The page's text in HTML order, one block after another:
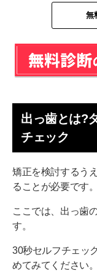
無
出っ歯とは?
チェック
矯正を検討するう
ることが必要です。
ここでは、出っ歯
す。
30秒セルフチェッ
めてみてください。